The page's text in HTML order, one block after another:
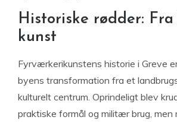
Historiske rødder:
kunst
Fyrværkerikunstens historie i Greve
byens transformation fra et
kulturelt centrum. Oprindeligt blev
praktiske formål og militær brug, men